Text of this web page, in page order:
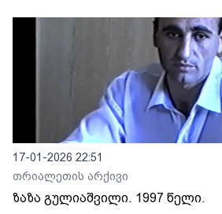
17-01-2026 22:51
თრიალეთის არქივი
ზაზა გულიაშვილი. 1997 წელი.